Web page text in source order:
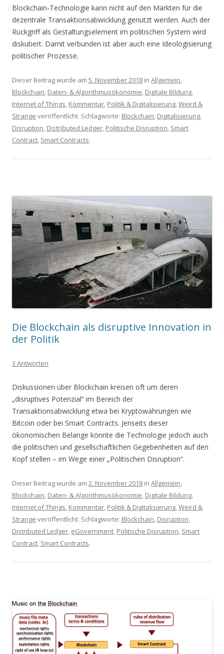
Blockchain-Technologie kann nicht auf den Märkten für die
dezentrale Transaktionsabwicklung genutzt werden. Auch der
Rückgriff als Gestaltungselement im politischen System wird
diskutiert. Damit verbunden ist aber auch eine Ideologisierung
politischer Prozesse.
Dieser Beitrag wurde am 5. November 2018 in Allgemein,
Blockchain, Daten- & Algorithmusökonomie, Digitale Bildung,
Internet of Things, Kommentar, Politik & Digitalisierung,Weird &
Strange veröffentlicht. Schlagworte: Blockchain, Digitalisierung,
Disruption, Distributed Ledger, Politische Disruption, Smart
Contract, Smart Contracts.
Die Blockchain als disruptive Innovation in
der Politik
3 Antworten
Diskussionen über Blockchain kreisen oft um deren
„disruptives Potenzial“ im Bereich der
Transaktionsabwicklung etwa bei Kryptowährungen wie
Bitcoin oder bei Smart Contracts. Jenseits dieser
ökonomischen Belange könnte die Technologie jedoch auch
die politischen und gesellschaftlichen Gegebenheiten auf den
Kopf stellen – im Wege einer „Politischen Disruption“.
Dieser Beitrag wurde am 2. November 2018 in Allgemein
Blockchain Daten- & Algorithmusökonomie Digitale Bildung
Internet of Things Kommentar Politik & Digitalisierung Weird &
Strange veröffentlicht. Schlagworte: Blockchain Disruption
Distributed Ledger eGovernment Politische Disruption Smart
Contract Smart Contracts.